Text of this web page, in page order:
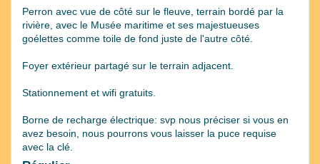
Perron avec vue de côté sur le fleuve, terrain bordé par la
rivière, avec le Musée maritime et ses majestueuses
goélettes comme toile de fond juste de l'autre côté.
Foyer extérieur partagé sur le terrain adjacent.
Stationnement et wifi gratuits.
Borne de recharge électrique: svp nous préciser si vous en
avez besoin, nous pourrons vous laisser la puce requise
avec la clé.